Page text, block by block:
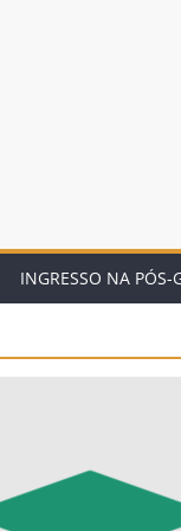
INGRESSO NA PÓS-